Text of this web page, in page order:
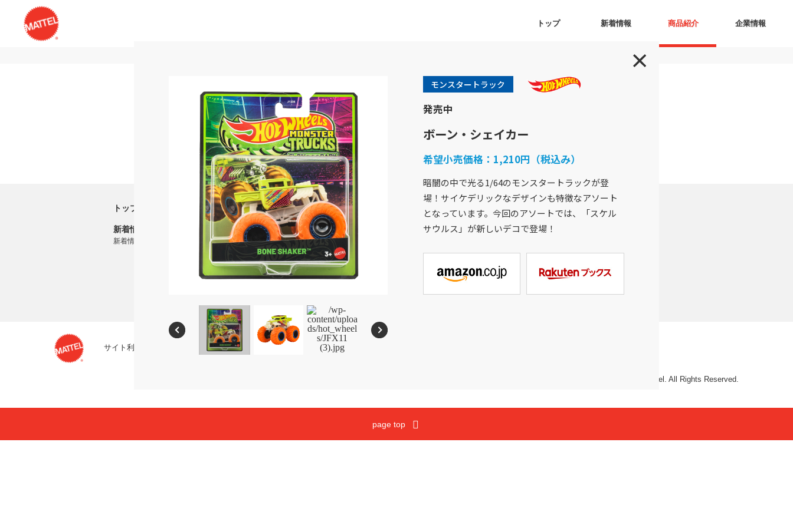
トップ 新着情報 商品紹介 企業情報
モンスタートラック
発売中
ボーン・シェイカー
希望小売価格： 1,210円（税込み）
暗闇の中で光る1/64のモンスタートラックが登
場！サイケデリックなデザインも特徴なアソート
となっています。今回のアソートでは、「スケル
サウルス」が新しいデコで登場！
トップ
新着情報
新着情報一覧
商品紹介
バービー
フィッシャープライス
きかんしゃトーマス
ホットウィール
メガブロック
ウノ
企業情報
企業概要
社会貢献活動
アクセスマップ
サイト利用条件 プライバシーポリシー Cookies and Related Technology Notice
© 2026 Mattel. All Rights Reserved.
page top